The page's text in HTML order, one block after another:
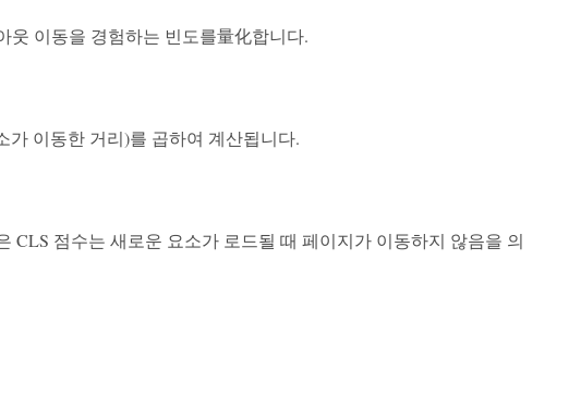
웃 이동을 경험하는 빈도를量化합니다.
가 이동한 거리)를 곱하여 계산됩니다.
점수는 새로운 요소가 로드될 때 페이지가 이동하지 않음을 의